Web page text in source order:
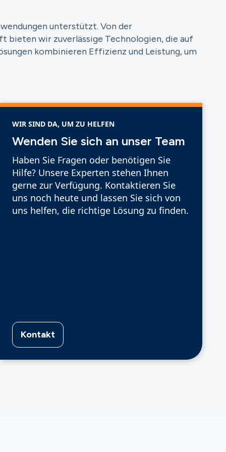
unterstützt. Von der
bieten wir zuverlässige Technologien, die auf
kombinieren Effizienz und Leistung, um
WIR SIND DA, UM ZU HELFEN
Wenden Sie sich an unser Team
Haben Sie Fragen oder benötigen Sie
Hilfe? Unsere Experten stehen Ihnen
gerne zur Verfügung. Kontaktieren Sie
uns noch heute und lassen Sie sich von
uns helfen, die richtige Lösung zu finden.
Kontakt